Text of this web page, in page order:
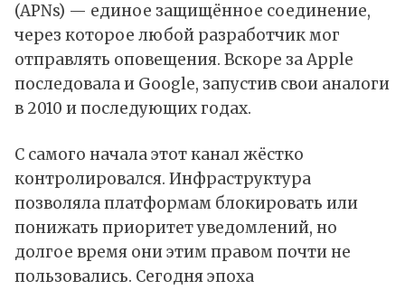
(APNs) — единое защищённое соединение,
через которое любой разработчик мог
отправлять оповещения. Вскоре за Apple
последовала и Google, запустив свои аналоги
в 2010 и последующих годах.
С самого начала этот канал жёстко
контролировался. Инфраструктура
позволяла платформам блокировать или
понижать приоритет уведомлений, но
долгое время они этим правом почти не
пользовались. Сегодня эпоха